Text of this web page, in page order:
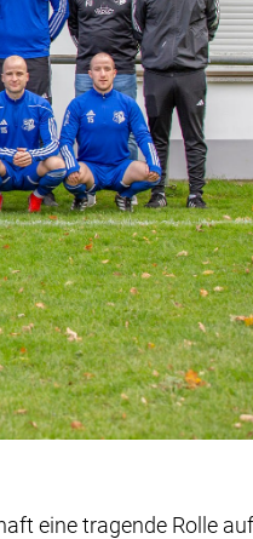
eine tragende Rolle